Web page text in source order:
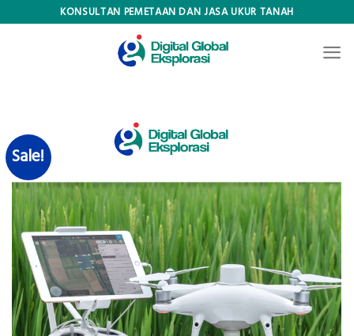
KONSULTAN PEMETAAN DAN JASA UKUR TANAH
Sale!